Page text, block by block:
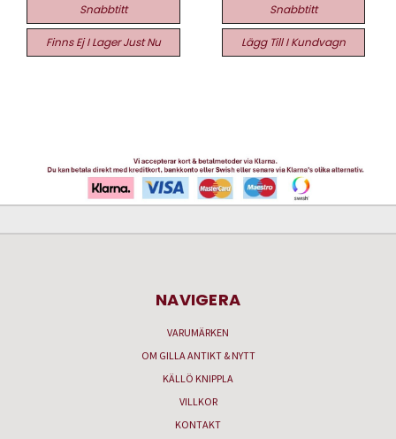
Snabbtitt
Finns Ej I Lager Just Nu
Snabbtitt
Lägg Till I Kundvagn
NAVIGERA
VARUMÄRKEN
OM GILLA ANTIKT & NYTT
KÄLLÖ KNIPPLA
VILLKOR
KONTAKT